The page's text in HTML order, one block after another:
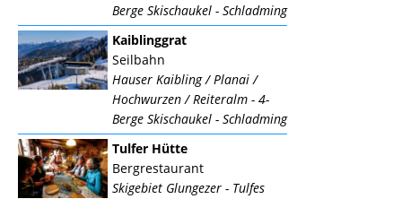
Berge Skischaukel - Schladming
Kaiblinggrat
Seilbahn
Hauser Kaibling / Planai /
Hochwurzen / Reiteralm - 4-
Berge Skischaukel - Schladming
Tulfer Hütte
Bergrestaurant
Skigebiet Glungezer - Tulfes